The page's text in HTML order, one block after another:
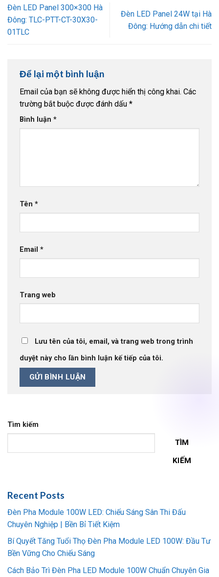
Đèn LED Panel 300×300 Hà
Đông: TLC-PTT-CT-30X30-
01TLC
Đèn LED Panel 24W tại Hà
Đông: Hướng dẫn chi tiết
Để lại một bình luận
Email của bạn sẽ không được hiển thị công khai. Các
trường bắt buộc được đánh dấu *
Bình luận *
Tên *
Email *
Trang web
Lưu tên của tôi, email, và trang web trong trình
duyệt này cho lần bình luận kế tiếp của tôi.
Tìm kiếm
TÌM
KIẾM
Recent Posts
Đèn Pha Module 100W LED: Chiếu Sáng Sân Thi Đấu
Chuyên Nghiệp | Bền Bỉ Tiết Kiệm
Bí Quyết Tăng Tuổi Thọ Đèn Pha Module LED 100W: Đầu Tư
Bền Vững Cho Chiếu Sáng
Cách Bảo Trì Đèn Pha LED Module 100W Chuẩn Chuyên Gia